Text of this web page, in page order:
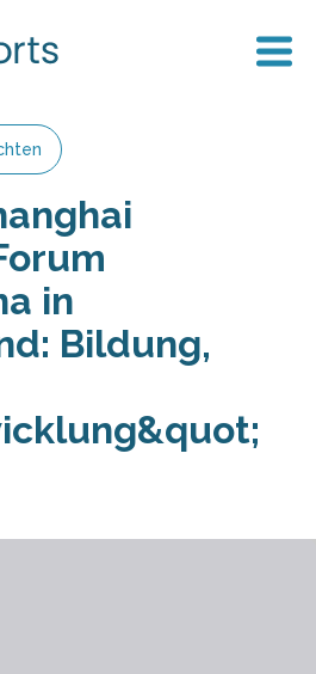
in
Bildung,